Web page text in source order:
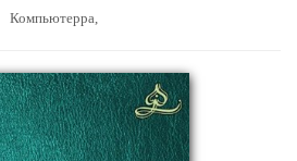
Компьютерра,